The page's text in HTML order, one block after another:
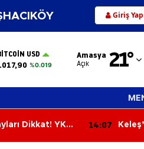
Giriş Yap
USD
%0.019
Amasya
Açık 21°
Adana
Adıyaman
Ağrı
Amasya
Dikkat! YKS
14:07